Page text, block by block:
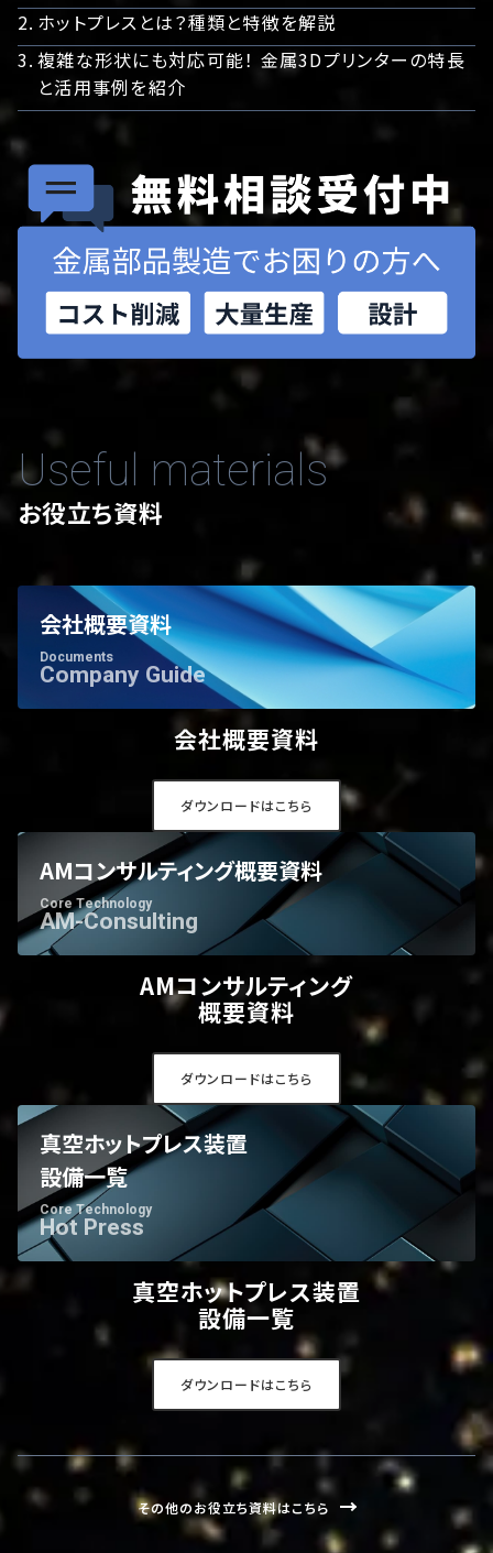
ホットプレスとは？種類と特徴を解説
複雑な形状にも対応可能！ 金属3Dプリンターの特長
と活用事例を紹介
Useful materials
お役立ち資料
会社概要資料
Documents
Company Guide
会社概要資料
ダウンロードはこちら
AMコンサルティング概要資料
Core Technology
AM-Consulting
AMコンサルティング
概要資料
ダウンロードはこちら
真空ホットプレス装置
設備一覧
Core Technology
Hot Press
真空ホットプレス装置
設備一覧
ダウンロードはこちら
その他のお役立ち資料はこちら